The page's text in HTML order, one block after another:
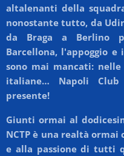
altalenanti della
nonostante tutto, da
da Braga a Berlino
Barcellona, l'appoggio
sono mai mancati:
italiane… Napoli Club
presente!
Giunti ormai al
NCTP è una realtà
e alla passione di tutti